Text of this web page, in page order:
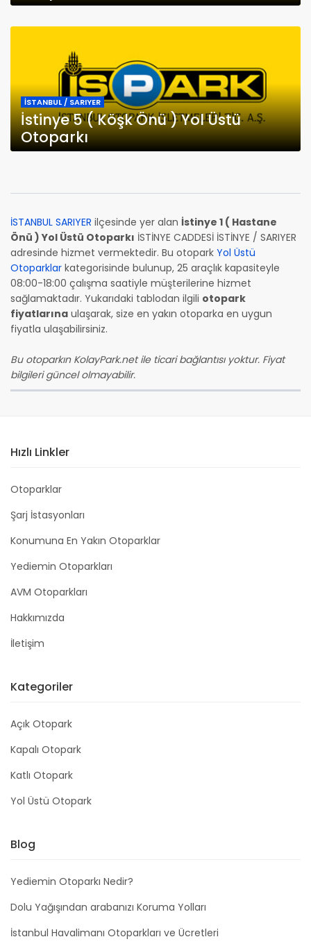
İSTANBUL / SARIYER
İstinye 5 ( Köşk Önü ) Yol Üstü
Otoparkı
İSTANBUL SARIYER ilçesinde yer alan İstinye 1 ( Hastane
Önü ) Yol Üstü Otoparkı İSTİNYE CADDESİ İSTİNYE / SARIYER
adresinde hizmet vermektedir. Bu otopark Yol Üstü
Otoparklar kategorisinde bulunup, 25 araçlık kapasiteyle
08:00-18:00 çalışma saatiyle müşterilerine hizmet
sağlamaktadır. Yukarıdaki tablodan ilgili otopark
fiyatlarına ulaşarak, size en yakın otoparka en uygun
fiyatla ulaşabilirsiniz.
Bu otoparkın KolayPark.net ile ticari bağlantısı yoktur. Fiyat
bilgileri güncel olmayabilir.
Hızlı Linkler
Otoparklar
Şarj İstasyonları
Konumuna En Yakın Otoparklar
Yediemin Otoparkları
AVM Otoparkları
Hakkımızda
İletişim
Kategoriler
Açık Otopark
Kapalı Otopark
Katlı Otopark
Yol Üstü Otopark
Blog
Yediemin Otoparkı Nedir?
Dolu Yağışından arabanızı Koruma Yolları
İstanbul Havalimanı Otoparkları ve Ücretleri